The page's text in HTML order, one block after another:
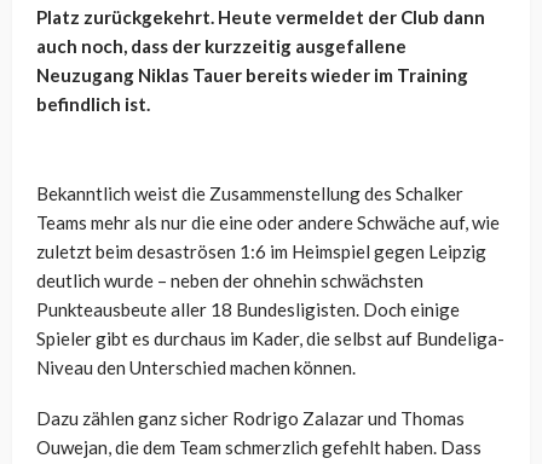
Platz zurückgekehrt. Heute vermeldet der Club dann
auch noch, dass der kurzzeitig ausgefallene
Neuzugang Niklas Tauer bereits wieder im Training
befindlich ist.
Bekanntlich weist die Zusammenstellung des Schalker
Teams mehr als nur die eine oder andere Schwäche auf, wie
zuletzt beim desaströsen 1:6 im Heimspiel gegen Leipzig
deutlich wurde – neben der ohnehin schwächsten
Punkteausbeute aller 18 Bundesligisten. Doch einige
Spieler gibt es durchaus im Kader, die selbst auf Bundeliga-
Niveau den Unterschied machen können.
Dazu zählen ganz sicher Rodrigo Zalazar und Thomas
Ouwejan, die dem Team schmerzlich gefehlt haben. Dass